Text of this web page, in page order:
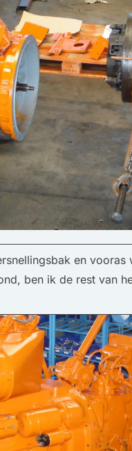
en vooras
ben ik de rest van